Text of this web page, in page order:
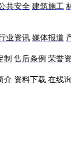
共安全 建筑施工
业资讯 媒体报道
制 售后条例 荣誉
介 资料下载 在线